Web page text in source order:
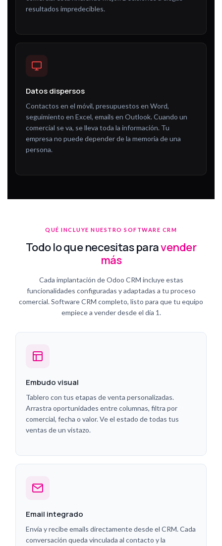
resultados impredecibles.
Datos dispersos
Contactos en el móvil, presupuestos en Word,
seguimiento en Excel, emails en Outlook. Cuando un
comercial se va, se lleva toda la información. Tu
empresa no puede depender de la memoria de una
persona.
QUÉ INCLUYE NUESTRO SOFTWARE CRM
Todo lo que necesitas paravender
más
Cada implantación de Odoo CRM incluye estas
funcionalidades configuradas y adaptadas a tu proceso
comercial. Software CRM completo, listo para que tu equipo
empiece a vender desde el día 1.
Embudo visual
Tablero con tus etapas de venta personalizadas.
Arrastra oportunidades entre columnas, filtra por
comercial, fecha o valor. Ve el estado de todas tus
ventas de un vistazo.
Email integrado
Envía y recibe emails directamente desde el CRM. Cada
conversación queda vinculada al contacto y la